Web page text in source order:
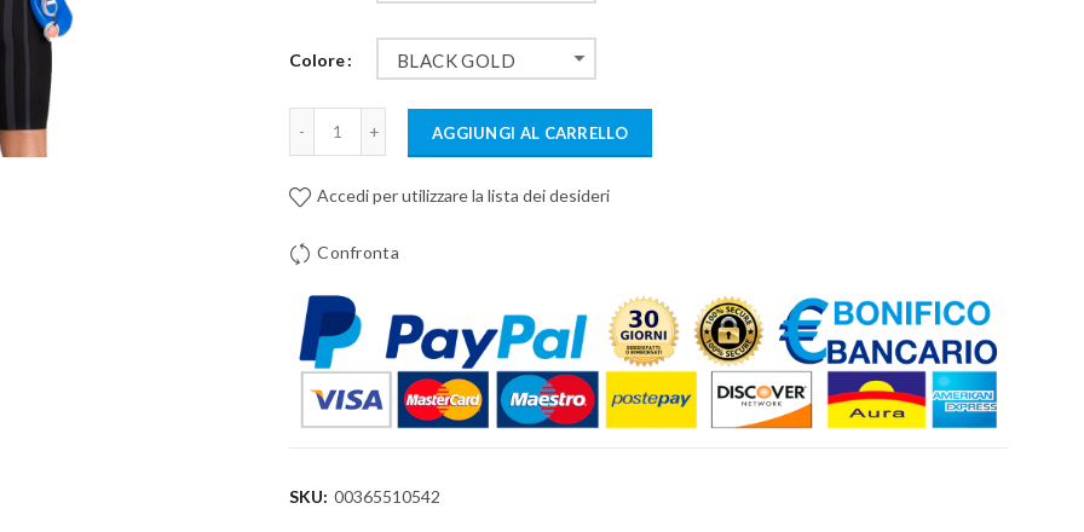
Colore BLACK GOLD
AGGIUNGI AL CARRELLO
Accedi per utilizzare la lista dei desideri
Confronta
SKU: 00365510542